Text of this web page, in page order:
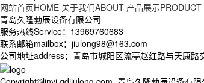
网站首页HOME 关于我们ABOUT 产品展示PRODUCT
青岛久隆勃辰设备有限公司
服务热线Service：13969760683
联系邮箱mailbox：jiulong98@163.com
公司地址address：青岛市城阳区流亭赵红路与天康